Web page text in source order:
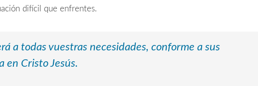
difícil que enfrentes.
a todas vuestras necesidades, conforme a sus
en Cristo Jesús.